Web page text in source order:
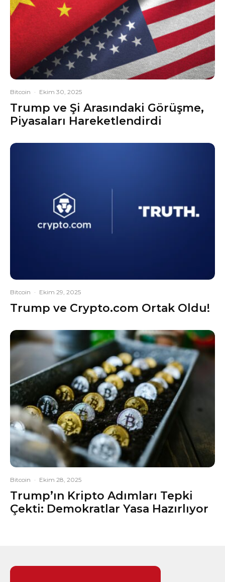
Bitcoin · Ekim 30, 2025
Trump ve Şi Arasındaki Görüşme,
Piyasaları Hareketlendirdi
Bitcoin · Ekim 29, 2025
Trump ve Crypto.com Ortak Oldu!
Bitcoin · Ekim 28, 2025
Trump’ın Kripto Adımları Tepki
Çekti: Demokratlar Yasa Hazırlıyor